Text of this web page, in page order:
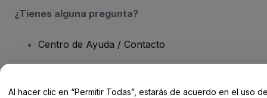
¿Tienes alguna pregunta?
Centro de Ayuda / Contacto
Al hacer clic en “Permitir Todas”, estarás de acuerdo en el uso